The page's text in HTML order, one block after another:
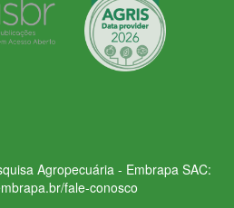
Agropecuária - Embrapa SAC:
fale-conosco